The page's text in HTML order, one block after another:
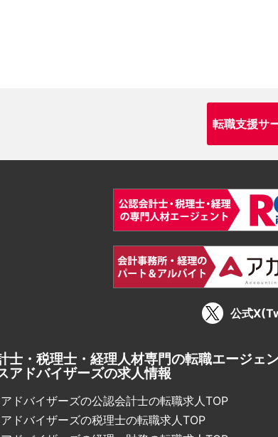
転職支援サ
公式
士・税理士・経理人材専門の転職エージェ
アドバイザーズの求人情報
ドバイザーズの公認会計士の転職求人TOP
ドバイザーズの税理士の転職求人TOP